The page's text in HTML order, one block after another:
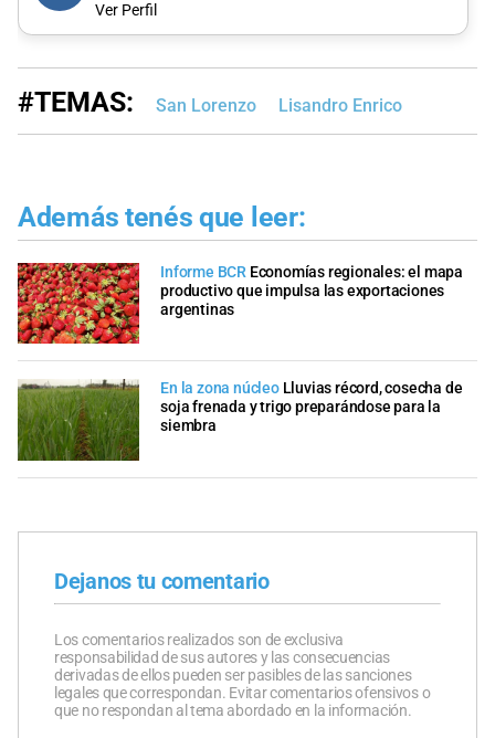
Ver Perfil
#TEMAS: San Lorenzo Lisandro Enrico
Además tenés que leer:
Informe BCR Economías regionales: el mapa
productivo que impulsa las exportaciones
argentinas
En la zona núcleo Lluvias récord, cosecha de
soja frenada y trigo preparándose para la
siembra
Dejanos tu comentario
Los comentarios realizados son de exclusiva
responsabilidad de sus autores y las consecuencias
derivadas de ellos pueden ser pasibles de las sanciones
legales que correspondan. Evitar comentarios ofensivos o
que no respondan al tema abordado en la información.